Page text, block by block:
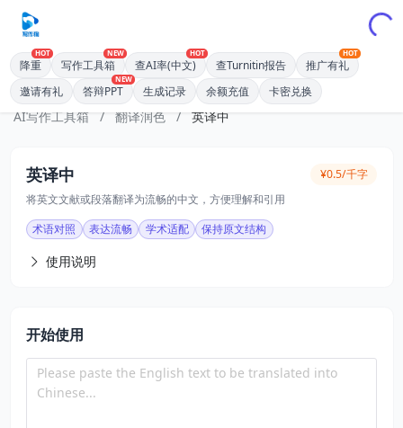
降重
HOT
写作工具箱
NEW
查AI率(中文)
HOT
查Turnitin报告 推广有礼
HOT
邀请有礼 答辩PPT
NEW
生成记录 余额充值 卡密兑换
AI写作工具箱 / 翻译润色 / 英译中
英译中
¥0.5/千字
将英文文献或段落翻译为流畅的中文，方便理解和引用
术语对照
表达流畅 学术适配 保持原文结构
使用说明
开始使用
Please paste the English text to be translated into
Chinese...